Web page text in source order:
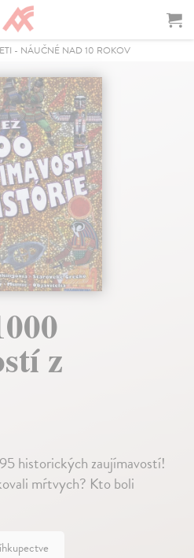
- NÁUČNÉ NAD 10 ROKOV
z
historických zaujímavostí!
mŕtvych? Kto boli